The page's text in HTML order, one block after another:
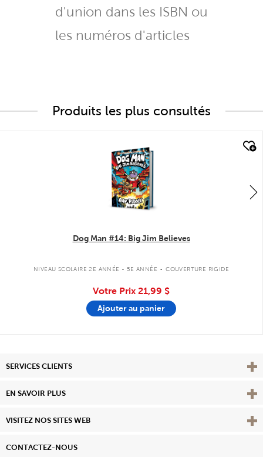
d'union dans les ISBN ou
les numéros d'articles
Produits les plus consultés
Dog Man #14: Big Jim Believes
NIVEAU SCOLAIRE 2E ANNÉE - 5E ANNÉE . COUVERTURE RIGIDE
Votre Prix 21,99 $
Ajouter au panier
SERVICES CLIENTS
EN SAVOIR PLUS View
VISITEZ NOS SITES WEB
CONTACTEZ-NOUS